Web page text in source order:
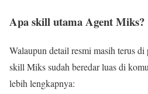
Apa skill utama Agent Miks?
Walaupun detail resmi masih terus
skill Miks sudah beredar luas di
lebih lengkapnya: